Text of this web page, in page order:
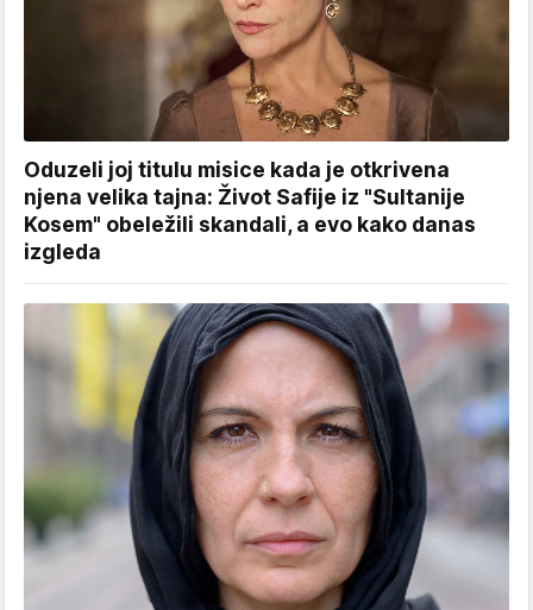
Oduzeli joj titulu misice kada je otkrivena
njena velika tajna: Život Safije iz "Sultanije
Kosem" obeležili skandali, a evo kako danas
izgleda